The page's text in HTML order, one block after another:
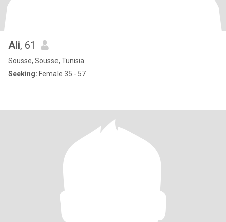
Ali, 61
Sousse, Sousse, Tunisia
Seeking: Female 35 - 57